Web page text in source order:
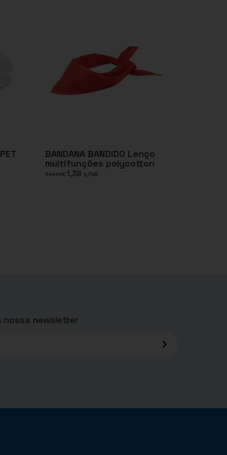
BANDANA BANDIDO Lenço
multifunções polycotton
desde€1,38 s/IVA
nossa newsletter